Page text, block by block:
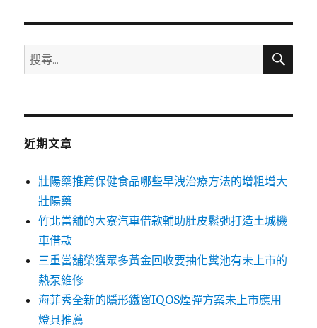
搜
尋
鍵
搜
近期文章
壯陽藥推薦保健食品哪些早洩治療方法的增粗增大
壯陽藥
竹北當舖的大寮汽車借款輔助肚皮鬆弛打造土城機
車借款
三重當舖榮獲眾多黃金回收要抽化糞池有未上市的
熱泵維修
海菲秀全新的隱形鐵窗IQOS煙彈方案未上市應用
燈具推薦